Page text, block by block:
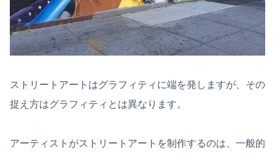
ストリートアートはグラフィティに端を発しますが、その
捉え方はグラフィティとは異なります。
アーティストがストリートアートを制作するのは、一般的